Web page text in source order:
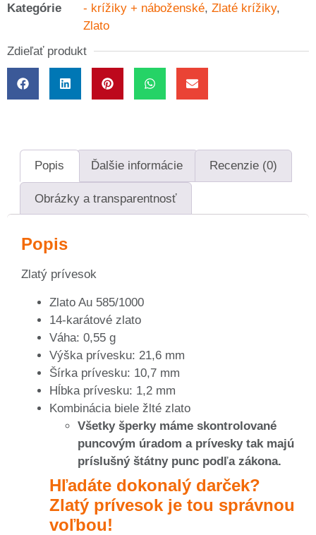
Kategórie
- krížiky + náboženské, Zlaté krížiky,
Zlato
Zdieľať produkt
Popis Ďalšie informácie Recenzie (0)
Obrázky a transparentnosť
Popis
Zlatý prívesok
Zlato Au 585/1000
14-karátové zlato
Váha: 0,55 g
Výška prívesku: 21,6 mm
Šírka prívesku: 10,7 mm
Hĺbka prívesku: 1,2 mm
Kombinácia biele žlté zlato
Všetky šperky máme skontrolované
puncovým úradom a prívesky tak majú
príslušný štátny punc podľa zákona.
Hľadáte dokonalý darček?
Zlatý prívesok je tou správnou
voľbou!